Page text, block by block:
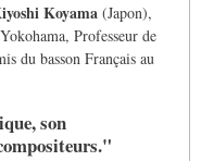
Koyama (Japon),
Professeur de
du basson Français au
son